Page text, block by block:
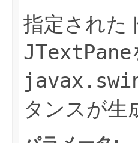
指定された
JTextPane
タンスが生